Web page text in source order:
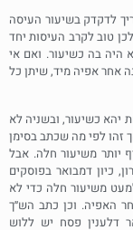
לדקדק בשיעור העיסה
טוב לקרב העיסות יחד
בה כשיעור. ואם אי
אחר אפיה מיד, שיתן כל
כשיעור, ובשניה לא
זהו לפי מה שכתב בסימן
יותר משיעור חלה. אבל
כיון דמבואר בפוסקים
משיעור חלה כדי לא
האפיה. וכן כתב הש׳׳ך
דלענין פסח יש ללוש